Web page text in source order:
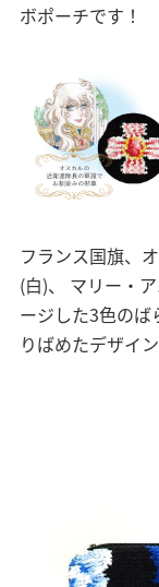
ボポーチです！
フランス国旗、
(白)、 マリー・
ージした3色の
りばめたデザイ